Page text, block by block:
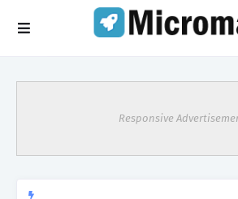
Responsive